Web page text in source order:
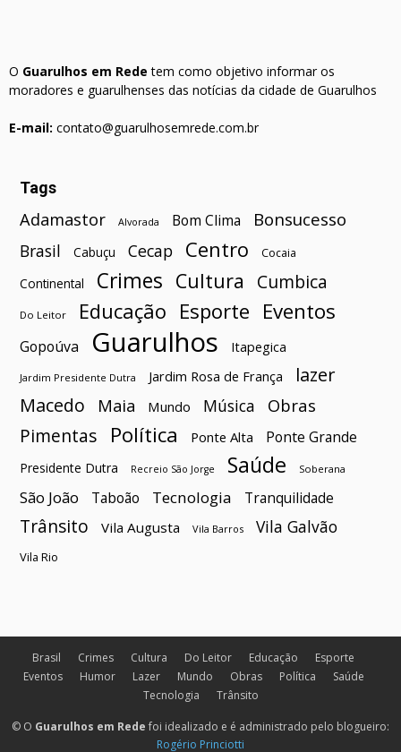
O Guarulhos em Rede tem como objetivo informar os
moradores e guarulhenses das notícias da cidade de Guarulhos
E-mail: contato@guarulhosemrede.com.br
Tags
Adamastor Alvorada Bom Clima Bonsucesso
Brasil Cabuçu Cecap Centro Cocaia
Continental Crimes Cultura Cumbica
Do Leitor Educação Esporte Eventos
Gopoúva Guarulhos Itapegica
Jardim Presidente Dutra Jardim Rosa de França
lazer
Macedo
Maia Mundo Música Obras
Pimentas Política Ponte Alta Ponte Grande
Presidente Dutra Recreio São Jorge Saúde Soberana
São João Taboão Tecnologia Tranquilidade
Trânsito Vila Augusta Vila Barros Vila Galvão
Vila Rio
Brasil Crimes Cultura Do Leitor Educação
Esporte
Eventos
Humor Lazer Mundo Obras Política
Saúde
Tecnologia
Trânsito
© O Guarulhos em Rede foi idealizado e é administrado pelo blogueiro:
Rogério Princiotti